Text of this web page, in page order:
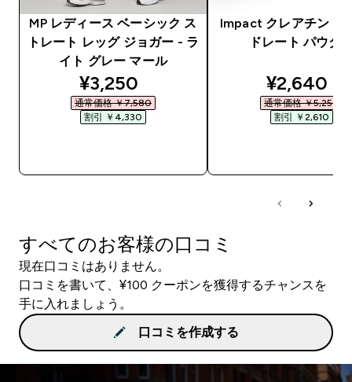
MP レディース ベーシック ス
トレート レッグ ジョガー - ラ
イト グレー マール
discounted price
¥3,250‎
通常価格 ￥7,580‎
割引 ￥4,330‎
Impact クレアチン モ
ドレート パウダ
¥2,640‎
通常価格 ￥5,250‎
割引 ￥2,610‎
すべてのお客様の口コミ
現在口コミはありません。
口コミを書いて、¥100 クーポンを獲得するチャンスを
手に入れましょう。
口コミを作成する